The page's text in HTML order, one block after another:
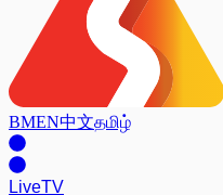
BMEN中文தமிழ்
LiveTV